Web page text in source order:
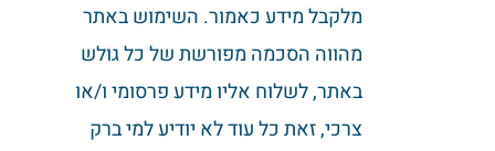
מלקבל מידע כאמור. השימוש באתר
מהווה הסכמה מפורשת של כל גולש
באתר, לשלוח אליו מידע פרסומי ו/או
צרכי, זאת כל עוד לא יודיע למי ברק